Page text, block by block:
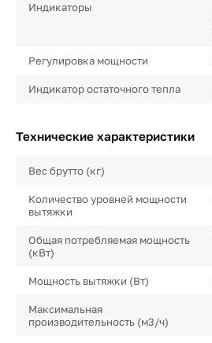
Индикаторы
Регулировка мощности
Индикатор остаточного тепла
Технические характеристики
Вес брутто (кг)
Количество уровней мощности
вытяжки
Общая потребляемая мощность
(кВт)
Мощность вытяжки (Вт)
Максимальная
производительность (м3/ч)